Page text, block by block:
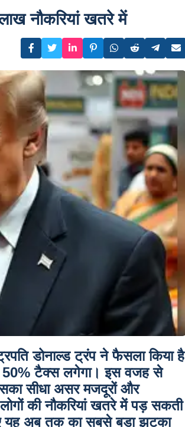
नौकरियां खतरे में
डोनाल्ड ट्रंप ने फैसला किया है
50% टैक्सलगेगा। इस वजह से
सीधा असर मजदूरों और
की नौकरियां खतरे मेंपड़ सकती
यह अब तक का सबसे बड़ा झटका